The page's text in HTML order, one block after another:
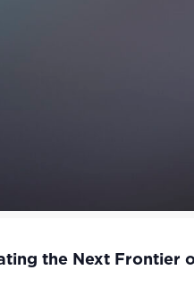
the Next Frontier